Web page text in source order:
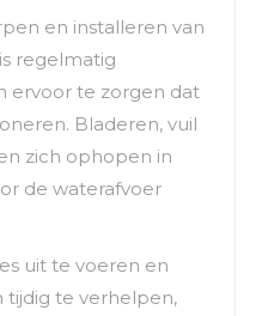
en installeren van
regelmatig
ervoor te zorgen dat
Bladeren, vuil
zich ophopen in
de waterafvoer
uit te voeren en
te verhelpen,